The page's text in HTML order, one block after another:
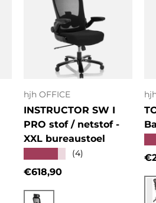
hjh OFFICE
INSTRUCTOR SW I
PRO stof / netstof -
XXL bureaustoel
(4)
Reguliere prijs
€618,90